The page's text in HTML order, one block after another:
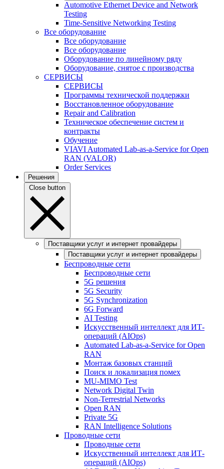
Automotive Ethernet Device and Network
Testing
Time-Sensitive Networking Testing
Все оборудование
Все оборудование
Все оборудование
Оборудование по линейному ряду
Оборудование, снятое с производства
СЕРВИСЫ
СЕРВИСЫ
Программы технической поддержки
Восстановленное оборудование
Repair and Calibration
Техническое обеспечение систем и
контракты
Обучение
VIAVI Automated Lab-as-a-Service for Open
RAN (VALOR)
Order Services
Решения
Close button
Поставщики услуг и интернет провайдеры
Поставщики услуг и интернет провайдеры
Беспроводные сети
Беспроводные сети
5G решения
5G Security
5G Synchronization
6G Forward
AI Testing
Искусственный интеллект для ИТ-
операций (AIOps)
Automated Lab-as-a-Service for Open
RAN
Монтаж базовых станций
Поиск и локализация помех
MU-MIMO Test
Network Digital Twin
Non-Terrestrial Networks
Open RAN
Private 5G
RAN Intelligence Solutions
Проводные сети
Проводные сети
Искусственный интеллект для ИТ-
операций (AIOps)